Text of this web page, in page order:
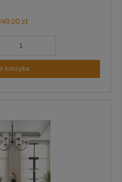
zł
koszyka